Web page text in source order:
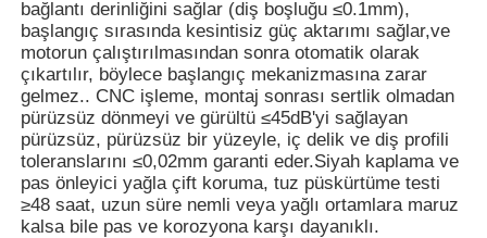
bağlantı derinliğini sağlar (diş boşluğu ≤0.1mm),
başlangıç sırasında kesintisiz güç aktarımı sağlar,ve
motorun çalıştırılmasından sonra otomatik olarak
çıkartılır, böylece başlangıç mekanizmasına zarar
gelmez.. CNC işleme, montaj sonrası sertlik olmadan
pürüzsüz dönmeyi ve gürültü ≤45dB'yi sağlayan
pürüzsüz, pürüzsüz bir yüzeyle, iç delik ve diş profili
toleranslarını ≤0,02mm garanti eder.Siyah kaplama ve
pas önleyici yağla çift koruma, tuz püskürtüme testi
≥48 saat, uzun süre nemli veya yağlı ortamlara maruz
kalsa bile pas ve korozyona karşı dayanıklı.